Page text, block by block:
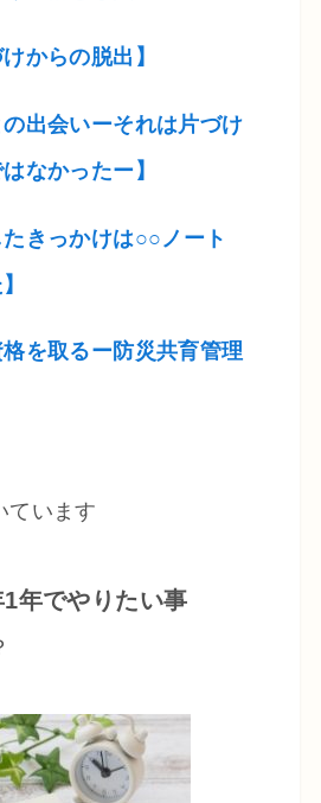
からの脱出】
の出会いーそれは片づけ
なかったー】
たきっかけは○○ノート
格を取るー防災共育管理
ています
年でやりたい事